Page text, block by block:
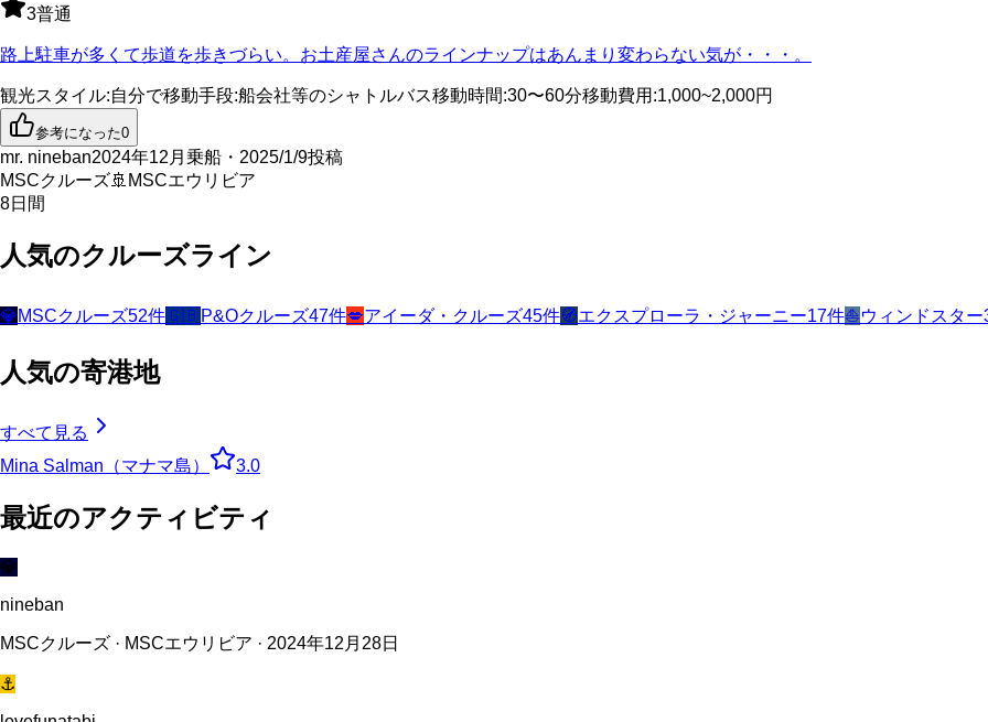
3普通
路上駐車が多くて歩道を歩きづらい。お土産屋さんのラインナップはあんまり変わらない気が・・・。
観光スタイル:自分で移動手段:船会社等のシャトルバス移動時間:30〜60分移動費用 :1,000~2,000円
参考になった0
mr. nineban2024年12月乗船・2025/1/9投稿
MSCクルーズ🚢 MSCエウリビア
8日間
人気のクルーズライン
💎MSCクルーズ52件🇬🇧P&Oクルーズ47件💋アイーダ・クルーズ45件🧭エクスプローラ・ジャーニー17件⛵ウィンドスター
人気の寄港地
すべて見る
Mina Salman（マナマ島）
3.0
最近のアクティビティ
💎
nineban
MSCクルーズ · MSCエウリビア · 2024年12月28日
⚓